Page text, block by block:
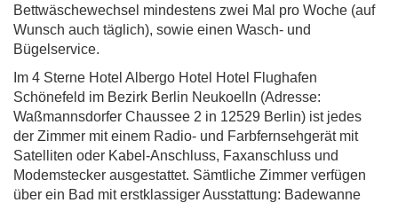
Bettwäschewechsel mindestens zwei Mal pro Woche (auf
Wunsch auch täglich), sowie einen Wasch- und
Bügelservice.
Im 4 Sterne Hotel Albergo Hotel Hotel Flughafen
Schönefeld im Bezirk Berlin Neukoelln (Adresse:
Waßmannsdorfer Chaussee 2 in 12529 Berlin) ist jedes
der Zimmer mit einem Radio- und Farbfernsehgerät mit
Satelliten oder Kabel-Anschluss, Faxanschluss und
Modemstecker ausgestattet. Sämtliche Zimmer verfügen
über ein Bad mit erstklassiger Ausstattung: Badewanne